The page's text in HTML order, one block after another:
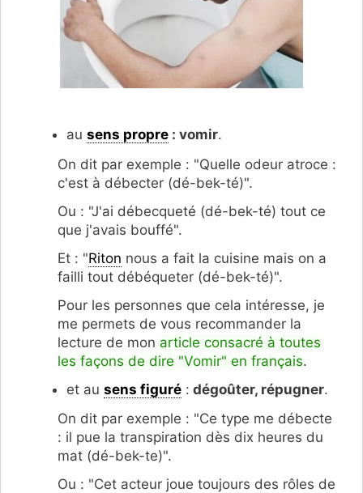
au sens propre : vomir.
On dit par exemple : "Quelle odeur atroce :
c'est à débecter (dé-bek-té)".
Ou : "J'ai débecqueté (dé-bek-té) tout ce
que j'avais bouffé".
Et : "Riton nous a fait la cuisine mais on a
failli tout débéqueter (dé-bek-té)".
Pour les personnes que cela intéresse, je
me permets de vous recommander la
lecture de mon article consacré à toutes
les façons de dire "Vomir" en français.
et au sens figuré : dégoûter, répugner.
On dit par exemple : "Ce type me débecte
: il pue la transpiration dès dix heures du
mat (dé-bek-te)".
Ou : "Cet acteur joue toujours des rôles de